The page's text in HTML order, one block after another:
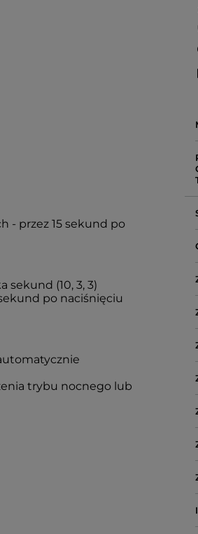
- przez 15 sekund po
sekund (10, 3, 3)
po naciśnięciu
trybu nocnego lub